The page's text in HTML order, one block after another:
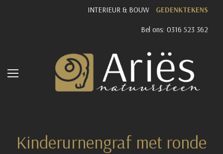
INTERIEUR & BOUW GEDENKTEKENS
Bel ons: 0316 523 362
Kinderurnengraf met ronde